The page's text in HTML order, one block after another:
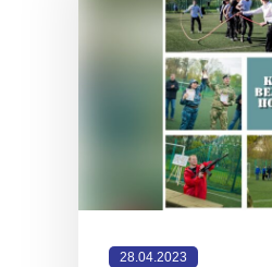
28.04.2023